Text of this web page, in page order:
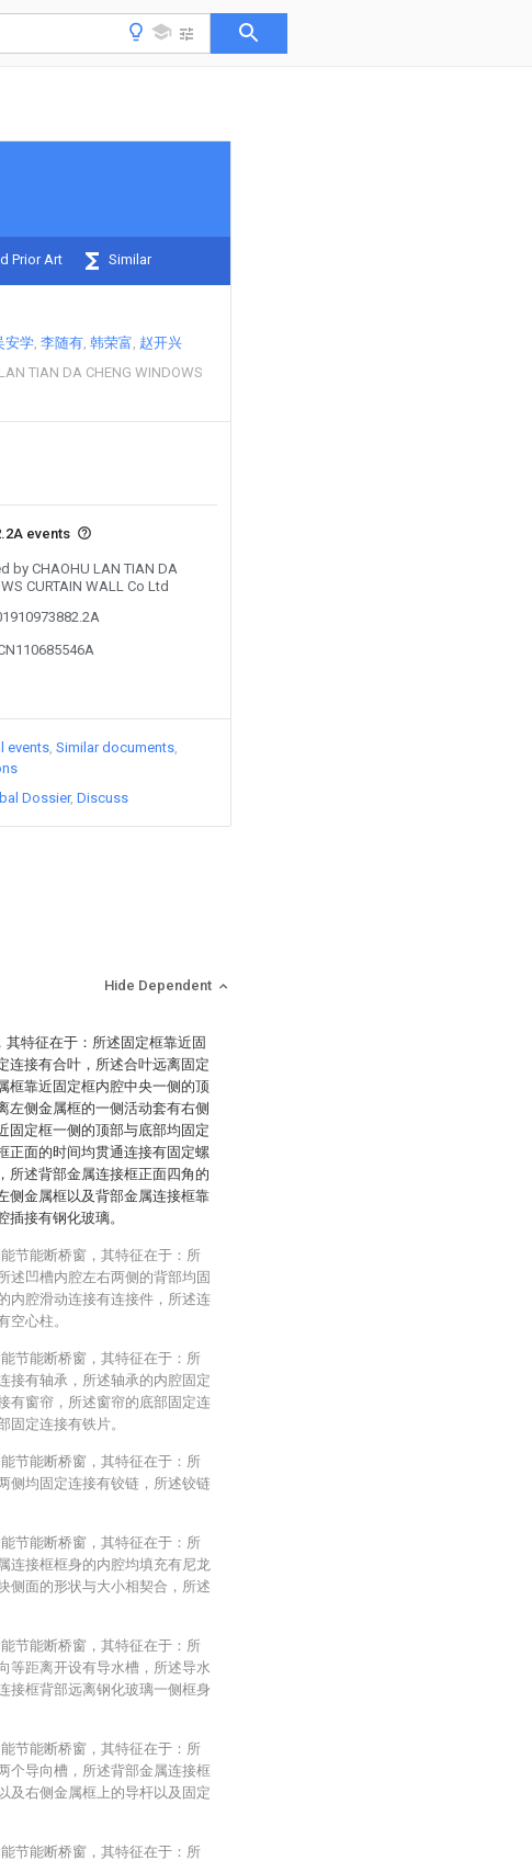
Prior Art Similar
安学 李随有 韩荣富 赵开兴
TIAN DA CHENG WINDOWS
events
by CHAOHU LAN TIAN DA
CURTAIN WALL Co Ltd
events Similar documents
Dossier Discuss
Hide Dependent
特征在于：所述固定框靠近固
连接有合叶，所述合叶远离固定
框靠近固定框内腔中央一侧的顶
左侧金属框的一侧活动套有右侧
固定框一侧的顶部与底部均固定
正面的时间均贯通连接有固定螺
所述背部金属连接框正面四角的
侧金属框以及背部金属连接框靠
接有钢化玻璃。
节能断桥窗，其特征在于：所
述凹槽内腔左右两侧的背部均固
内腔滑动连接有连接件，所述连
空心柱。
节能断桥窗，其特征在于：所
接有轴承，所述轴承的内腔固定
有窗帘，所述窗帘的底部固定连
固定连接有铁片。
节能断桥窗，其特征在于：所
侧均固定连接有铰链，所述铰链
节能断桥窗，其特征在于：所
连接框框身的内腔均填充有尼龙
侧面的形状与大小相契合，所述
节能断桥窗，其特征在于：所
等距离开设有导水槽，所述导水
接框背部远离钢化玻璃一侧框身
节能断桥窗，其特征在于：所
个导向槽，所述背部金属连接框
及右侧金属框上的导杆以及固定
节能断桥窗，其特征在于：所